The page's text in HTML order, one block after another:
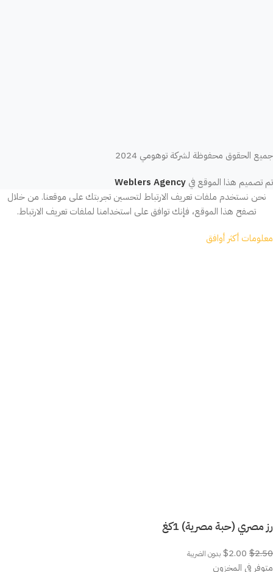
جميع الحقوق محفوظة لشركة توهومي 2024
تم تصميم هذا الموقع في Weblers Agency
نحن نستخدم ملفات تعريف الارتباط لتحسين تجربتك على موقعنا. من خلال
تصفح هذا الموقع، فإنك توافق على استخدامنا لملفات تعريف الارتباط.
معلومات أكثر أوافق
رز مصري (حبة مصرية) 1كغ
$2.50
$2.00 بدون الضريبة
متوفر في المخزون